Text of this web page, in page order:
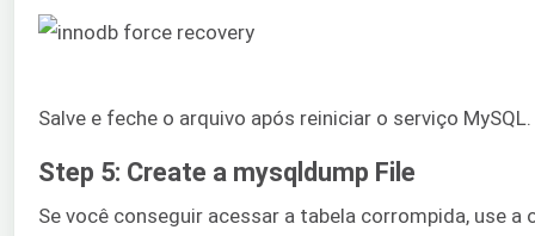
Salve e feche o arquivo após reiniciar o serviço MySQL.
Step 5: Create a mysqldump File
Se você conseguir acessar a tabela corrompida, use a